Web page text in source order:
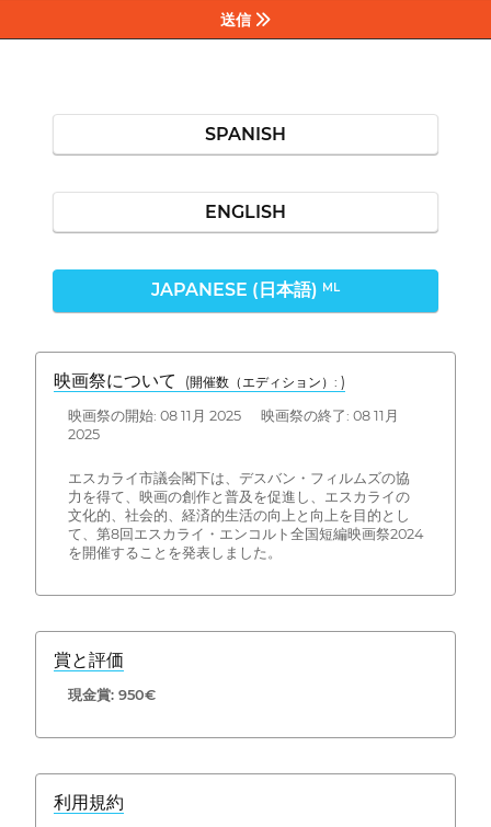
送信
SPANISH
ENGLISH
JAPANESE (日本語) ML
映画祭について (開催数（エディション）: )
映画祭の開始: 08 11月 2025 映画祭の終了: 08 11月
2025
エスカライ市議会閣下は、デスバン・フィルムズの協
力を得て、映画の創作と普及を促進し、エスカライの
文化的、社会的、経済的生活の向上と向上を目的とし
て、第8回エスカライ・エンコルト全国短編映画祭2024
を開催することを発表しました。
賞と評価
現金賞: 950€
利用規約